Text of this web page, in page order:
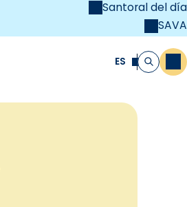
Santoral del día
SAVA
ES Buscar